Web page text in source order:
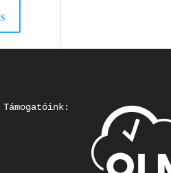
Támogatóink: